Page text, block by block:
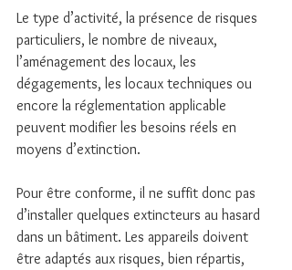
Le type d’activité, la présence de risques
particuliers, le nombre de niveaux,
l’aménagement des locaux, les
dégagements, les locaux techniques ou
encore la réglementation applicable
peuvent modifier les besoins réels en
moyens d’extinction.
Pour être conforme, il ne suffit donc pas
d’installer quelques extincteurs au hasard
dans un bâtiment. Les appareils doivent
être adaptés aux risques, bien répartis,